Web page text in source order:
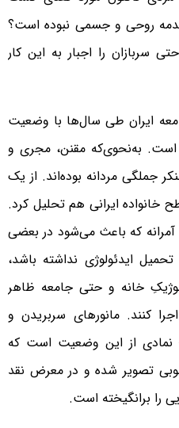
روحی و جسمی نبوده است؟
را اجبار به این کار
ایران طی‌ سال‌ها با وضعیت
است. به‌نحوی‌که مقنن، مجری و
جملگی مردانه بوده‌اند. از یک
خانواده ایرانی هم تحلیل کرد.
آمرانه که باعث می‌شود در بعضی
ایدئولوژی نداشته باشد،
خانه و حتی جامعه ظاهر
‌کنند. مانورهای سربریدن و
نمادی از این وضعیت است که
تصویر شده و در معرض نقد
را برانگیخته است.